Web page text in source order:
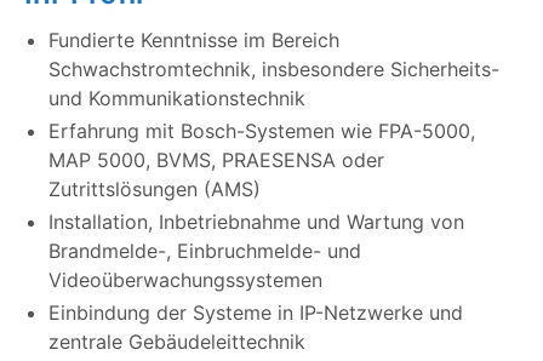
Fundierte Kenntnisse im Bereich
Schwachstromtechnik, insbesondere Sicherheits-
und Kommunikationstechnik
Erfahrung mit Bosch-Systemen wie FPA-5000,
MAP 5000, BVMS, PRAESENSA oder
Zutrittslösungen (AMS)
Installation, Inbetriebnahme und Wartung von
Brandmelde-, Einbruchmelde- und
Videoüberwachungssystemen
Einbindung der Systeme in IP-Netzwerke und
zentrale Gebäudeleittechnik